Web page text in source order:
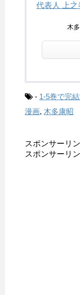
代表人 上
木
- 1-5巻で完
漫画, 木多康昭
スポンサーリ
スポンサーリ